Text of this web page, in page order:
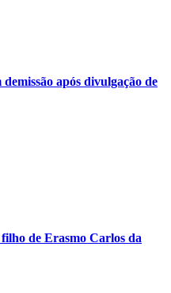
após divulgação de
de Erasmo Carlos da